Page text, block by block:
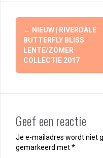
← NIEUW | RIVERDALE
BUTTERFLY BLISS
LENTE/ZOMER
COLLECTIE 2017
Geef een reactie
Je e-mailadres wordt niet
gemarkeerd met*